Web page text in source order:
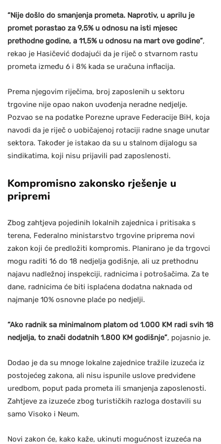
“Nije došlo do smanjenja prometa. Naprotiv, u aprilu je
promet porastao za 9,5% u odnosu na isti mjesec
prethodne godine, a 11,5% u odnosu na mart ove godine”,
rekao je Hasičević dodajući da je riječ o stvarnom rastu
prometa između 6 i 8% kada se uračuna inflacija.
Prema njegovim riječima, broj zaposlenih u sektoru
trgovine nije opao nakon uvođenja neradne nedjelje.
Pozvao se na podatke Porezne uprave Federacije BiH, koja
navodi da je riječ o uobičajenoj rotaciji radne snage unutar
sektora. Također je istakao da su u stalnom dijalogu sa
sindikatima, koji nisu prijavili pad zaposlenosti.
Kompromisno zakonsko rješenje u
pripremi
Zbog zahtjeva pojedinih lokalnih zajednica i pritisaka s
terena, Federalno ministarstvo trgovine priprema novi
zakon koji će predložiti kompromis. Planirano je da trgovci
mogu raditi 16 do 18 nedjelja godišnje, ali uz prethodnu
najavu nadležnoj inspekciji, radnicima i potrošačima. Za te
dane, radnicima će biti isplaćena dodatna naknada od
najmanje 10% osnovne plaće po nedjelji.
“Ako radnik sa minimalnom platom od 1.000 KM radi svih 18
nedjelja, to znači dodatnih 1.800 KM godišnje”, pojasnio je.
Dodao je da su mnoge lokalne zajednice tražile izuzeća iz
postojećeg zakona, ali nisu ispunile uslove predviđene
uredbom, poput pada prometa ili smanjenja zaposlenosti.
Zahtjeve za izuzeće zbog turističkih razloga dostavili su
samo Visoko i Neum.
Novi zakon će, kako kaže, ukinuti mogućnost izuzeća na